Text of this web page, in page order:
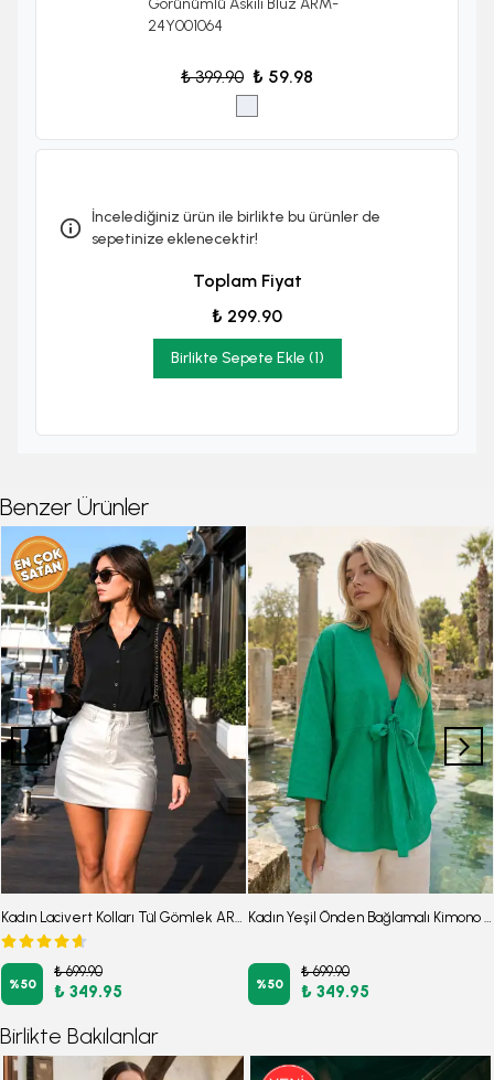
Görünümlü Askılı Bluz ARM-
24Y001064
₺ 399.90 ₺ 59.98
İncelediğiniz ürün ile birlikte bu ürünler de
sepetinize eklenecektir!
Toplam Fiyat
₺ 299.90
Birlikte Sepete Ekle (1)
Benzer Ürünler
Kadın Lacivert Kolları Tül Gömlek ARM-20K001068
%50
₺ 699.90
₺ 349.95
Kadın Yeşil Önden Bağlamalı Kimono Gömlek ARM-25Y001108
%50
₺ 699.90
₺ 349.95
Birlikte Bakılanlar